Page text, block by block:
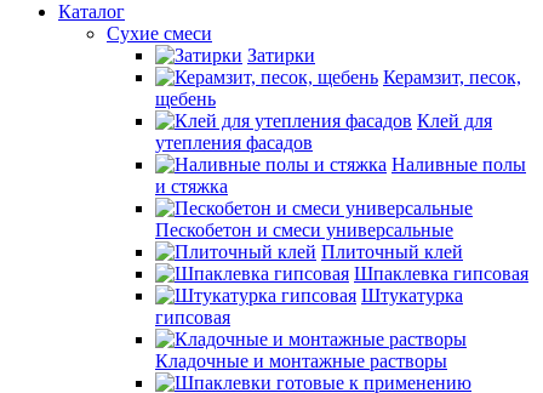
Каталог
Сухие смеси
Затирки
Керамзит, песок,
щебень
Клей для
утепления фасадов
Наливные полы
и стяжка
Пескобетон и смеси универсальные
Плиточный клей
Шпаклевка гипсовая
Штукатурка
гипсовая
Кладочные и монтажные растворы